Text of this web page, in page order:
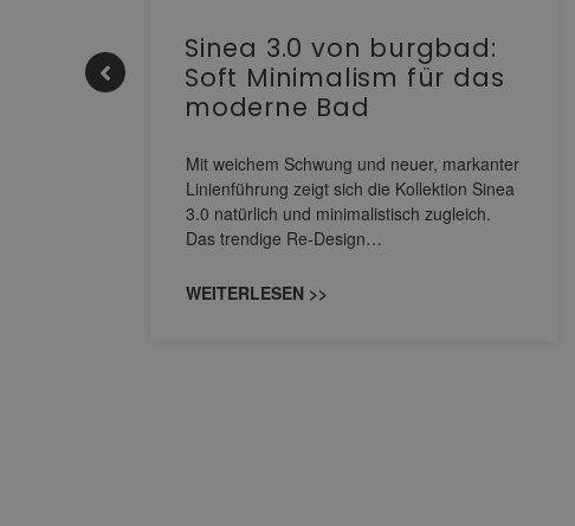
Sinea 3.0 von burgbad:
Soft Minimalism für das
moderne Bad
Mit weichem Schwung und neuer, markanter
Linienführung zeigt sich die Kollektion Sinea
3.0 natürlich und minimalistisch zugleich.
Das trendige Re-Design…
WEITERLESEN >>